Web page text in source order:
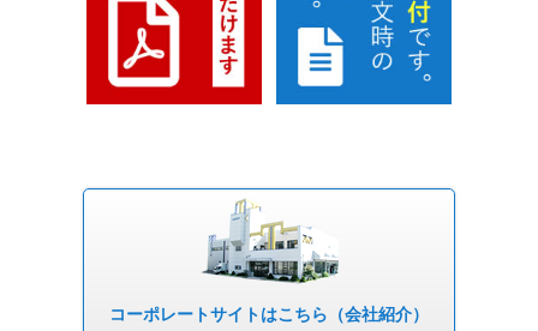
コーポレートサイトはこちら （会社紹介）